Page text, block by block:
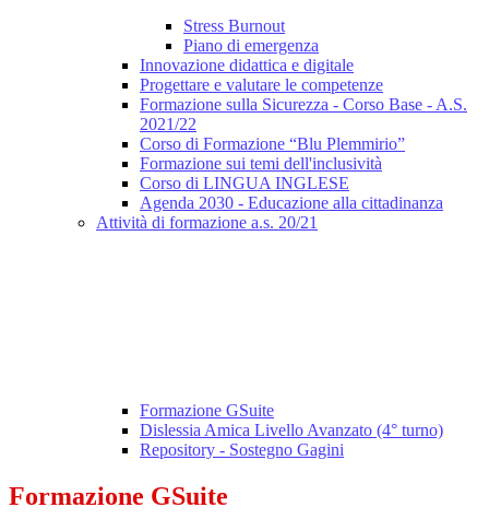
Stress Burnout
Piano di emergenza
Innovazione didattica e digitale
Progettare e valutare le competenze
Formazione sulla Sicurezza - Corso Base - A.S.
2021/22
Corso di Formazione “Blu Plemmirio”
Formazione sui temi dell'inclusività
Corso di LINGUA INGLESE
Agenda 2030 - Educazione alla cittadinanza
Attività di formazione a.s. 20/21
Formazione GSuite
Dislessia Amica Livello Avanzato (4° turno)
Repository - Sostegno Gagini
Formazione GSuite